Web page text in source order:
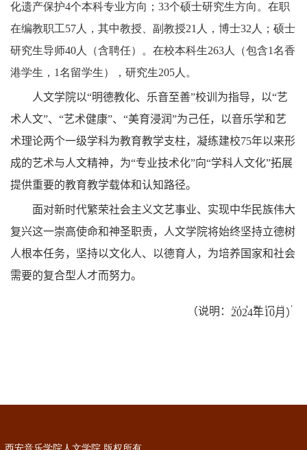
化遗产保护4个本科专业方向； 33个硕士研究生方向。在职
在编教职工57 人，其中教授、副教授21 人，博士32 人；硕士
研究生导师40 人（含聘任）。在校本科生263 人（包含1名香
港学生，1名留学生），研究生205 人。
人文学院以“明德教化、乐音至善”校训为指导，以“艺
术人文”、“艺术健康”、“美育浸润”为己任，以音乐学和艺
术理论两个一级学科为教育教学支柱，凝练建校75年以来形
成的艺术与人文精神，为“专业技术化”向“学科人文化”拓展
提供重要的教育教学载体和认知路径。
面对新时代繁荣社会主义文艺事业、实现中华民族伟大
复兴这一崇高使命和神圣职责，人文学院将始终坚持立德树
人根本任务，坚持以文化人、以德育人，为培养国家和社会
需要的复合型人才而努力。
（说明：以上数据截止
2024年10月）